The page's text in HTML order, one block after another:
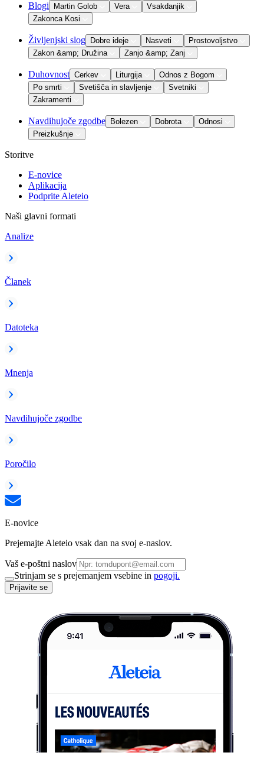
Blogi Martin Golob Vera
Vsakdanjik
Zakonca Kosi
Življenjski slog Dobre ideje Nasveti
Prostovoljstvo
Zakon &amp; Družina
Zanjo &amp; Zanj
Duhovnost Cerkev Liturgija
Odnos z Bogom
Po smrti
Svetišča in slavljenje
Svetniki
Zakramenti
Navdihujoče zgodbe Bolezen Dobrota
Odnosi
Preizkušnje
Storitve
E-novice
Aplikacija
Podprite Aleteio
Naši glavni formati
Analize
Članek
Datoteka
Mnenja
Navdihujoče zgodbe
Poročilo
E-novice
Prejemajte Aleteio vsak dan na svoj e-naslov.
Vaš e-poštni naslov
Strinjam se s prejemanjem vsebine in pogoji.
Prijavite se